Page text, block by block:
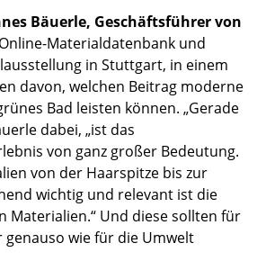
Bäuerle, Geschäftsführer von
Materialdatenbank und
in Stuttgart, in einem
davon, welchen Beitrag moderne
Bad leisten können. „Gerade
dabei, „ist das
von ganz großer Bedeutung.
von der Haarspitze bis zur
wichtig und relevant ist die
Materialien.“ Und diese sollten für
wie für die Umwelt